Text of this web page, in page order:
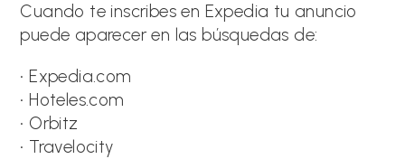
Cuando te inscribes en Expedia tu anuncio
puede aparecer en las búsquedas de:
• Expedia.com
• Hoteles.com
• Orbitz
• Travelocity